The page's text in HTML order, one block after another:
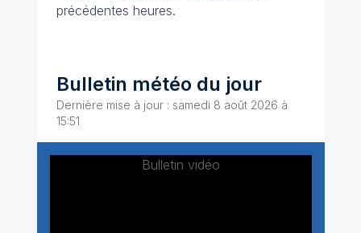
précédentes heures.
Bulletin météo du jour
Dernière mise à jour : samedi 8 août 2026 à
15:51
Bulletin vidéo